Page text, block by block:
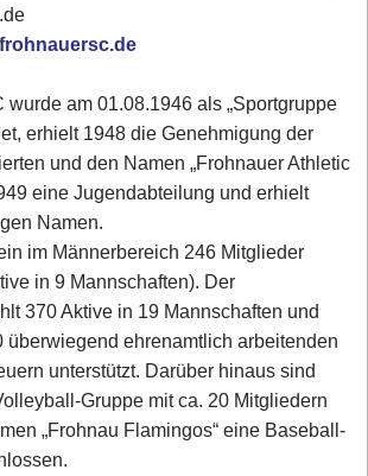
wurde am 01.08.1946 als „Sportgruppe
erhielt 1948 die Genehmigung der
und den Namen „Frohnauer Athletic
eine Jugendabteilung und erhielt
Namen.
im Männerbereich 246 Mitglieder
in 9 Mannschaften). Der
370 Aktive in 19 Mannschaften und
überwiegend ehrenamtlich arbeitenden
unterstützt. Darüber hinaus sind
Gruppe mit ca. 20 Mitgliedern
„Frohnau Flamingos“ eine Baseball-